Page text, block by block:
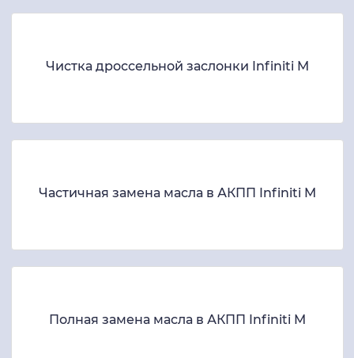
Чистка дроссельной заслонки Infiniti M
Частичная замена масла в АКПП Infiniti M
Полная замена масла в АКПП Infiniti M